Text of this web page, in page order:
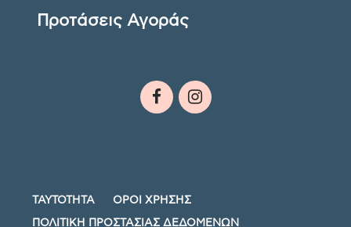
Προτάσεις Αγοράς
ΤΑΥΤΟΤΗΤΑ ΟΡΟΙ ΧΡΗΣΗΣ
ΠΟΛΙΤΙΚΗ ΠΡΟΣΤΑΣΙΑΣ ΔΕΔΟΜΕΝΩΝ